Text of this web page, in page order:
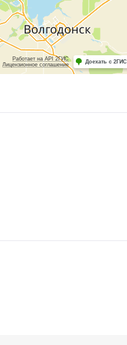
Работает на API 2ГИС
Лицензионное соглашение
Доехать с 2ГИС